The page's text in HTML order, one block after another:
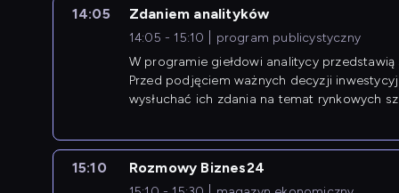
14:05 Zdaniem analityków
14:05 - 15:10
program publicystyczny
W programie giełdowi analitycy
Przed podjęciem ważnych decyzji
wysłuchać ich zdania na temat rynkowych
15:10 Rozmowy Biznes24